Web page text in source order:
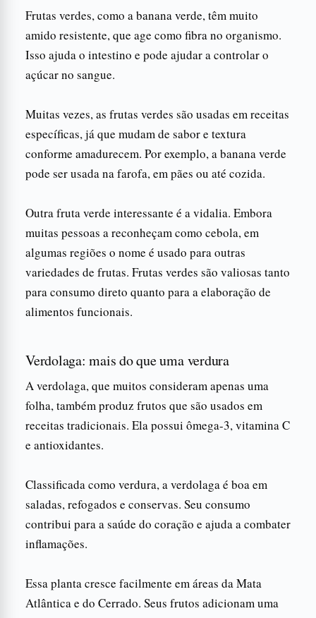
Frutas verdes, como a banana verde, têm muito
amido resistente, que age como fibra no organismo.
Isso ajuda o intestino e pode ajudar a controlar o
açúcar no sangue.
Muitas vezes, as frutas verdes são usadas em receitas
específicas, já que mudam de sabor e textura
conforme amadurecem. Por exemplo, a banana verde
pode ser usada na farofa, em pães ou até cozida.
Outra fruta verde interessante é a vidalia. Embora
muitas pessoas a reconheçam como cebola, em
algumas regiões o nome é usado para outras
variedades de frutas. Frutas verdes são valiosas tanto
para consumo direto quanto para a elaboração de
alimentos funcionais.
Verdolaga: mais do que uma verdura
A verdolaga, que muitos consideram apenas uma
folha, também produz frutos que são usados em
receitas tradicionais. Ela possui ômega-3, vitamina C
e antioxidantes.
Classificada como verdura, a verdolaga é boa em
saladas, refogados e conservas. Seu consumo
contribui para a saúde do coração e ajuda a combater
inflamações.
Essa planta cresce facilmente em áreas da Mata
Atlântica e do Cerrado. Seus frutos adicionam uma